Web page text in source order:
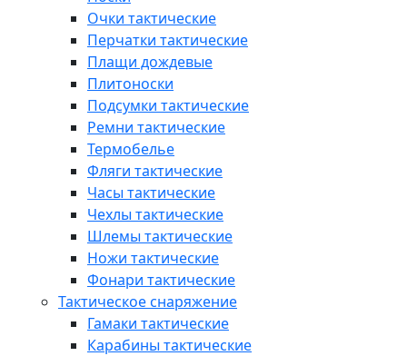
Очки тактические
Перчатки тактические
Плащи дождевые
Плитоноски
Подсумки тактические
Ремни тактические
Термобелье
Фляги тактические
Часы тактические
Чехлы тактические
Шлемы тактические
Ножи тактические
Фонари тактические
Тактическое снаряжение
Гамаки тактические
Карабины тактические